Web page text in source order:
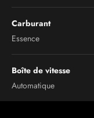
Carburant
Essence
Boîte de vitesse
Automatique